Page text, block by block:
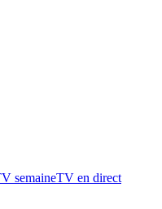
semaineTV en direct